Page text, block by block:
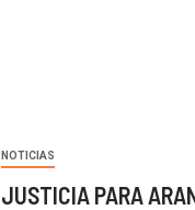
NOTICIAS
JUSTICIA PARA